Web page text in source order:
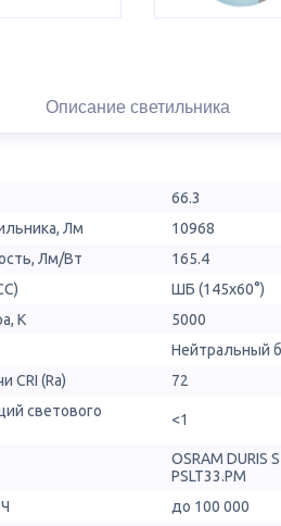
Описание светильника
66.3
Лм
10968
Лм/Вт
165.4
ШБ (145х60°)
К
5000
Нейтральный
CRI (Ra)
72
светового
<1
OSRAM DURIS
PSLT33.PM
до 100 000